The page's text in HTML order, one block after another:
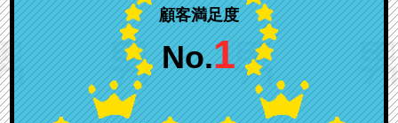
顧客満足度
No.1